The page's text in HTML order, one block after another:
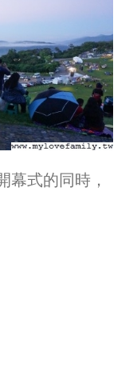
幕式的同時，